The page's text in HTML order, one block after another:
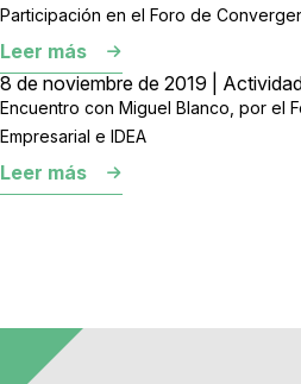
Participación en el Foro de
Leer más
8 de noviembre de 2019 |
Encuentro con Miguel Blanco, por el
Empresarial e IDEA
Leer más